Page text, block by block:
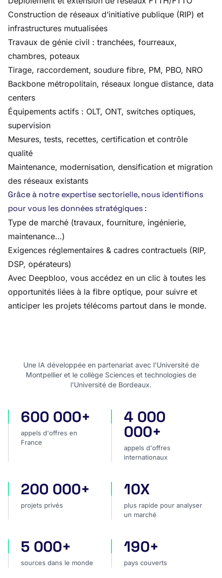
Construction de réseaux d’initiative publique (RIP) et
infrastructures mutualisées
Travaux de génie civil : tranchées, fourreaux,
chambres, poteaux
Tirage, raccordement, soudure fibre, PM, PBO, NRO
Backbone métropolitain, réseaux longue distance, data
centers
Équipements actifs : OLT, ONT, switches optiques,
supervision
Mesures, tests, recettes, certification et contrôle
qualité
Maintenance, modernisation, densification et migration
des réseaux existants
Grâce à notre expertise sectorielle, nous identifions
pour vous les données stratégiques :
Type de marché (travaux, fourniture, ingénierie,
maintenance…)
Exigences réglementaires & cadres contractuels (RIP,
DSP, opérateurs)
Avec Deepbloo, vous accédez en un clic à toutes les
opportunités liées à la fibre optique, pour suivre et
anticiper les projets télécoms partout dans le monde.
Une IA développée en partenariat avec l'Université de
Montpellier et le collège Sciences et technologies de
l'Université de Bordeaux.
appels d'offres en France
600 000+
appels d'offres en
France
appels d'offres
4 000
000+
appels d'offres
internationaux
projets privés
200 000+
projets privés
plus rapide pour analyser
10X
plus rapide pour analyser
un marché
sources dans le monde
5 000+
sources dans le monde
pays couverts
190+
pays couverts